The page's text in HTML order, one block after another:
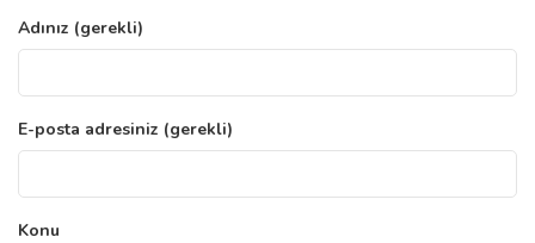
Adınız (gerekli)
E-posta adresiniz (gerekli)
Konu